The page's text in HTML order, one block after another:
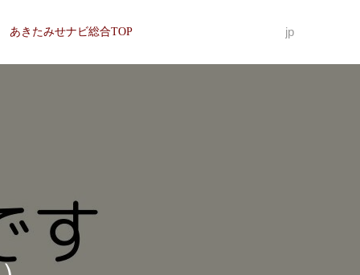
あきたみせナビ総合TOP jp